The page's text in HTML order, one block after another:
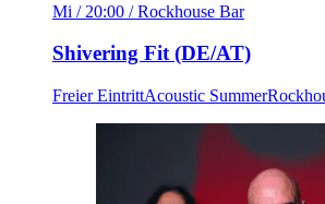
Mi / 20:00 / Rockhouse Bar
Shivering Fit (DE/AT)
Freier EintrittAcoustic Summer